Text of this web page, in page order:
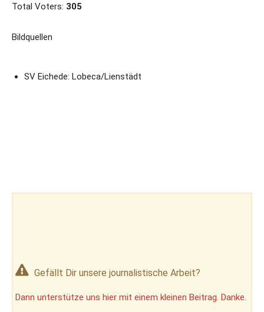
Total Voters: 305
Bildquellen
SV Eichede: Lobeca/Lienstädt
Gefällt Dir unsere journalistische Arbeit?
Dann unterstütze uns hier mit einem kleinen Beitrag. Danke.